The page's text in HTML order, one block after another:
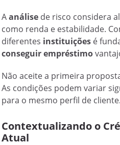
Aanálise de risco considera
como renda e estabilidade.
diferentes instituições é
conseguir empréstimo
Não aceite a primeira
As condições podem variar
para o mesmo perfil de cliente.
Contextualizando o
Atual